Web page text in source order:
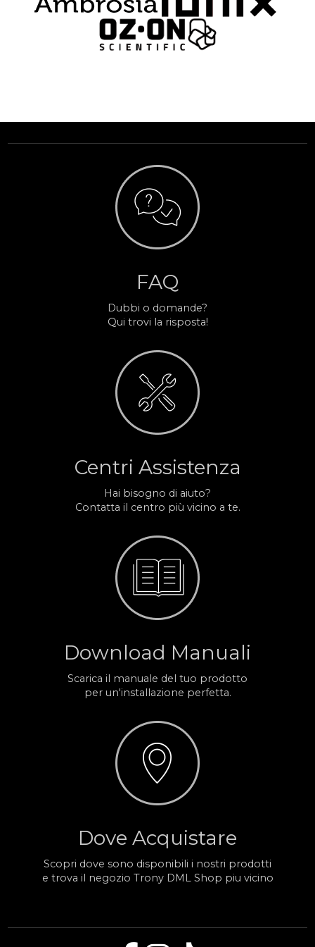
FAQ
Dubbi o domande?
Qui trovi la risposta!
Centri Assistenza
Hai bisogno di aiuto?
Contatta il centro più vicino a te.
Download Manuali
Scarica il manuale del tuo prodotto
per un'installazione perfetta.
Dove Acquistare
Scopri dove sono disponibili i nostri prodotti
e trova il negozio Trony DML Shop piu vicino